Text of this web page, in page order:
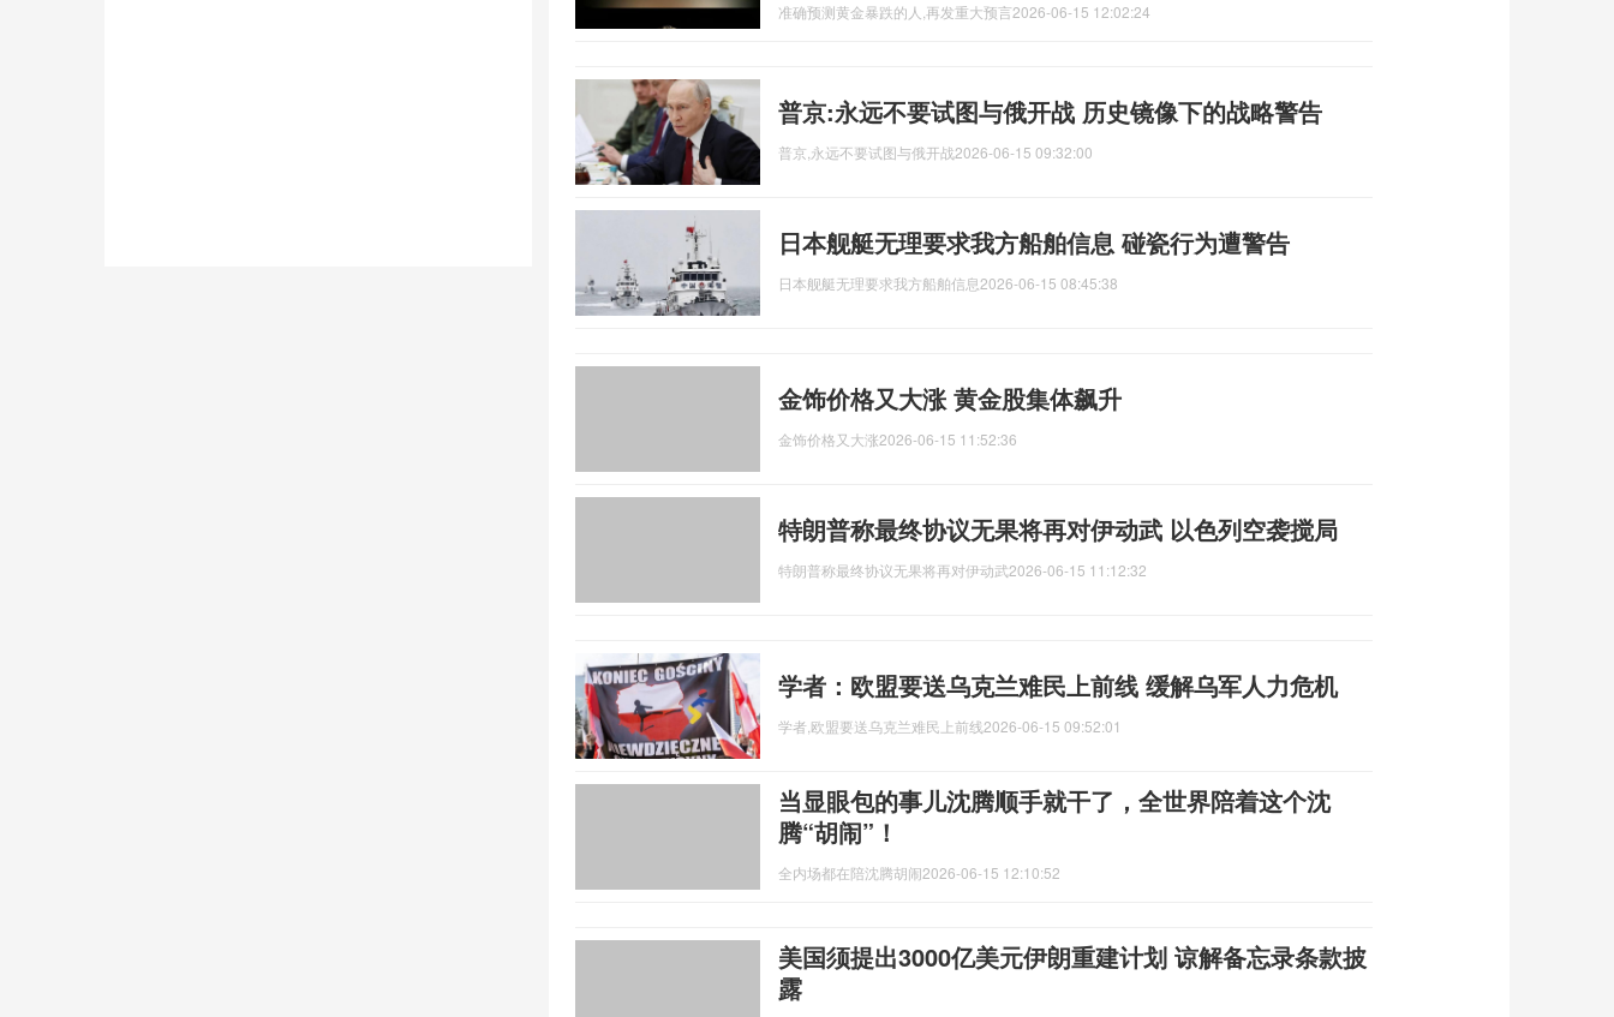
准确预测黄金暴跌的人,再发重大预言2026-06-15 12:02:24
普京:永远不要试图与俄开战 历史镜像下的战略警告
普京,永远不要试图与俄开战2026-06-15 09:32:00
日本舰艇无理要求我方船舶信息 碰瓷行为遭警告
日本舰艇无理要求我方船舶信息2026-06-15 08:45:38
金饰价格又大涨 黄金股集体飙升
金饰价格又大涨2026-06-15 11:52:36
特朗普称最终协议无果将再对伊动武 以色列空袭搅局
特朗普称最终协议无果将再对伊动武2026-06-15 11:12:32
学者：欧盟要送乌克兰难民上前线 缓解乌军人力危机
学者,欧盟要送乌克兰难民上前线2026-06-15 09:52:01
当显眼包的事儿沈腾顺手就干了，全世界陪着这个沈
腾“胡闹”！
全内场都在陪沈腾胡闹2026-06-15 12:10:52
美国须提出3000亿美元伊朗重建计划 谅解备忘录条款披
露